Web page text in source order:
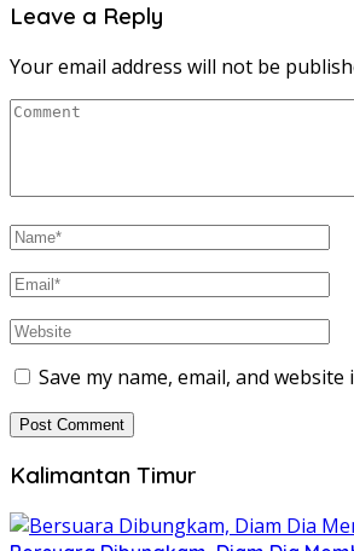
Leave a Reply
Your email address will not be
Save my name, email, and
Kalimantan Timur